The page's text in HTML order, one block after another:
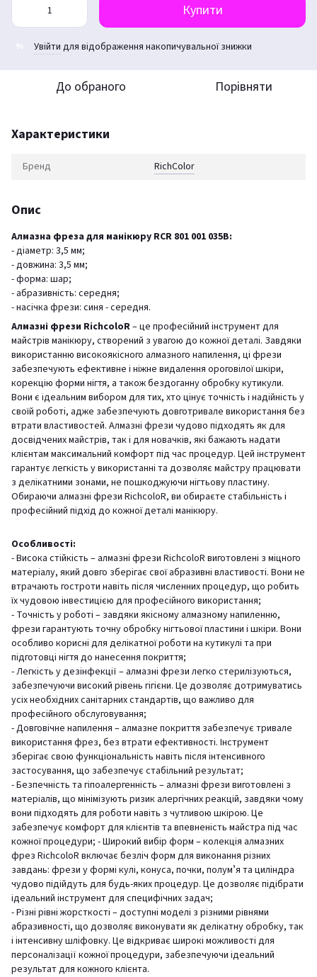
Купити
Увійти для відображення накопичувальної знижки
До обраного Порівняти
Характеристики
Бренд RichСolor
Опис
Алмазна фреза для манікюру RCR 801 001 035B:
- діаметр: 3,5 мм;
- довжина: 3,5 мм;
- форма: шар;
- абразивність: середня;
- насічка фрези: синя - середня.
Алмазні фрези RichcoloR– це професійний інструмент для
майстрів манікюру, створений з увагою до кожної деталі. Завдяки
використанню високоякісного алмазного напилення, ці фрези
забезпечують ефективне і ніжне видалення ороговілої шкіри,
корекцію форми нігтя, а також бездоганну обробку кутикули.
Вони є ідеальним вибором для тих, хто цінує точність і надійність у
своїй роботі, адже забезпечують довготривале використання без
втрати властивостей. Алмазні фрези чудово підходять як для
досвідчених майстрів, так і для новачків, які бажають надати
клієнтам максимальний комфорт під час процедур. Цей інструмент
гарантує легкість у використанні та дозволяє майстру працювати
з делікатними зонами, не пошкоджуючи нігтьову пластину.
Обираючи алмазні фрези RichcoloR, ви обираєте стабільність і
професійний підхід до кожної деталі манікюру.
Особливості:
- Висока стійкість – алмазні фрези RichcoloR виготовлені з міцного
матеріалу, який довго зберігає свої абразивні властивості. Вони не
втрачають гостроти навіть після численних процедур, що робить
їх чудовою інвестицією для професійного використання;
- Точність у роботі – завдяки якісному алмазному напиленню,
фрези гарантують точну обробку нігтьової пластини і шкіри. Вони
особливо корисні для делікатної роботи на кутикулі та при
підготовці нігтя до нанесення покриття;
- Легкість у дезінфекції – алмазні фрези легко стерилізуються,
забезпечуючи високий рівень гігієни. Це дозволяє дотримуватись
усіх необхідних санітарних стандартів, що важливо для
професійного обслуговування;
- Довговічне напилення – алмазне покриття забезпечує тривале
використання фрез, без втрати ефективності. Інструмент
зберігає свою функціональність навіть після інтенсивного
застосування, що забезпечує стабільний результат;
- Безпечність та гіпоалергенність – алмазні фрези виготовлені з
матеріалів, що мінімізують ризик алергічних реакцій, завдяки чому
вони підходять для роботи навіть з чутливою шкірою. Це
забезпечує комфорт для клієнтів та впевненість майстра під час
кожної процедури; - Широкий вибір форм – колекція алмазних
фрез RichcoloR включає безліч форм для виконання різних
завдань: фрези у формі кулі, конуса, почки, полумʼя та циліндра
чудово підійдуть для будь-яких процедур. Це дозволяє підібрати
ідеальний інструмент для специфічних задач;
- Різні рівні жорсткості – доступні моделі з різними рівнями
абразивності, що дозволяє виконувати як делікатну обробку, так
і інтенсивну шліфовку. Це відкриває широкі можливості для
персоналізації кожної процедури, забезпечуючи ідеальний
результат для кожного клієнта.